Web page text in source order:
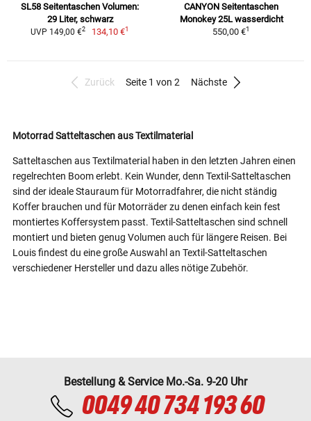
SL58 Seitentaschen Volumen:
29 Liter, schwarz
UVP 149,00 €2 134,10 €1
CANYON Seitentaschen
Monokey 25L wasserdicht
550,00 €1
Zurück Seite 1 von 2 Nächste
Motorrad Satteltaschen aus Textilmaterial
Satteltaschen aus Textilmaterial haben in den letzten Jahren einen
regelrechten Boom erlebt. Kein Wunder, denn Textil-Satteltaschen
sind der ideale Stauraum für Motorradfahrer, die nicht ständig
Koffer brauchen und für Motorräder zu denen einfach kein fest
montiertes Koffersystem passt. Textil-Satteltaschen sind schnell
montiert und bieten genug Volumen auch für längere Reisen. Bei
Louis findest du eine große Auswahl an Textil-Satteltaschen
verschiedener Hersteller und dazu alles nötige Zubehör.
Bestellung & Service Mo.-Sa. 9-20 Uhr
0049 40 734 193 60